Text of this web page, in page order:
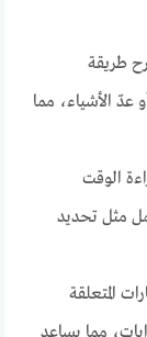
من 1 إلى 100، ويشرح طريقة
عدّ الأشياء، مما
الوقت
مثل تحديد
المتعلقة